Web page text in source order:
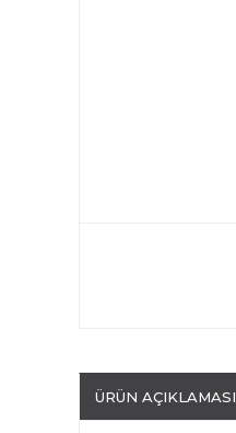
ÜRÜN AÇIKLAMASI